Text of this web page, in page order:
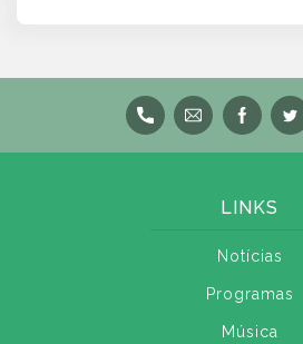
LINKS
Notícias
Programas
Música